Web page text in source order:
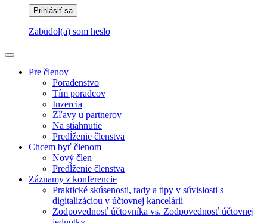
Zabudol(a) som heslo
Pre členov
Poradenstvo
Tím poradcov
Inzercia
Zľavy u partnerov
Na stiahnutie
Predĺženie členstva
Chcem byť členom
Nový člen
Predĺženie členstva
Záznamy z konferencie
Praktické skúsenosti, rady a tipy v súvislosti s
digitalizáciou v účtovnej kancelárii
Zodpovednosť účtovníka vs. Zodpovednosť účtovnej